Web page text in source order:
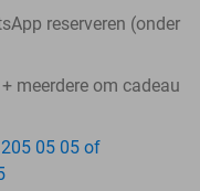
reserveren (onder
meerdere om cadeau
05 05 of